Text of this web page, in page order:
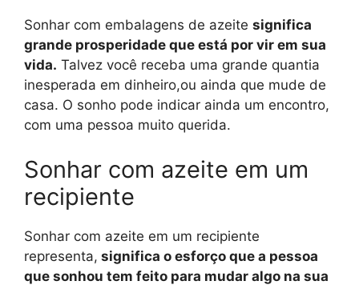
Sonhar com embalagens de azeite significa
grande prosperidade que está por vir em sua
vida. Talvez você receba uma grande quantia
inesperada em dinheiro,ou ainda que mude de
casa. O sonho pode indicar ainda um encontro,
com uma pessoa muito querida.
Sonhar com azeite em um
recipiente
Sonhar com azeite em um recipiente
representa, significa o esforço que a pessoa
que sonhou tem feito para mudar algo na sua